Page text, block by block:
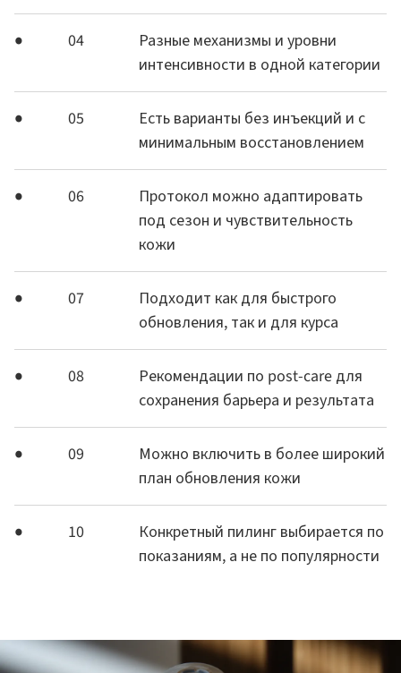
04
Разные механизмы и уровни
интенсивности в одной категории
05
Есть варианты без инъекций и с
минимальным восстановлением
06
Протокол можно адаптировать
под сезон и чувствительность
кожи
07
Подходит как для быстрого
обновления, так и для курса
08
Рекомендации по post-care для
сохранения барьера и результата
09
Можно включить в более широкий
план обновления кожи
10
Конкретный пилинг выбирается по
показаниям, а не по популярности